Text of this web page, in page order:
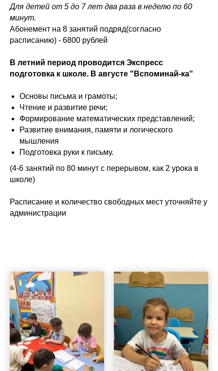
Для детей от 5 до 7 лет два раза в неделю по 60
минут.
Абонемент на 8 занятий подряд(согласно
расписанию) - 6800 рублей
В летний период проводится Экспресс
подготовка к школе. В августе "Вспоминай-ка"
Основы письма и грамоты;
Чтение и развитие речи;
Формирование математических представлений;
Развитие внимания, памяти и логического
мышления
Подготовка руки к письму.
(4-6 занятий по 80 минут с перерывом, как 2 урока в
школе)
Расписание и количество свободных мест уточняйте у
администрации